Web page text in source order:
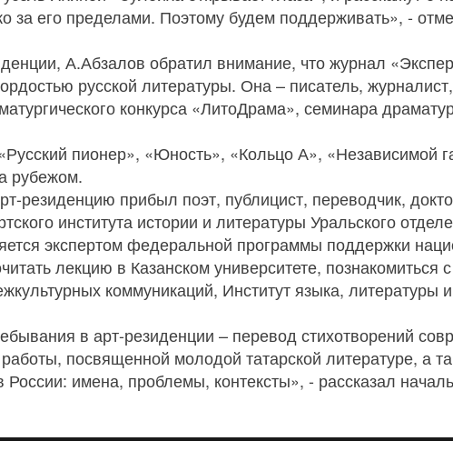
за его пределами. Поэтому будем поддерживать», -
А.Абзалов обратил внимание, что журнал
русской литературы. Она – писатель,
конкурса «ЛитоДрама», семинара
пионер», «Юность», «Кольцо А», «Независимой
рубежом.
резиденцию прибыл поэт, публицист, переводчик,
института истории и литературы Уральского
экспертом федеральной программы поддержки
лекцию в Казанском университете, познакомиться
коммуникаций, Институт языка,
в арт-резиденции – перевод стихотворений
посвященной молодой татарской литературе, а
имена, проблемы, контексты», - рассказал